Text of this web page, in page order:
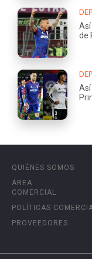
Así
de
Así
QUIÉNES SOMOS
ÁREA
COMERCIAL
POLÍTICAS
PROVEEDORES